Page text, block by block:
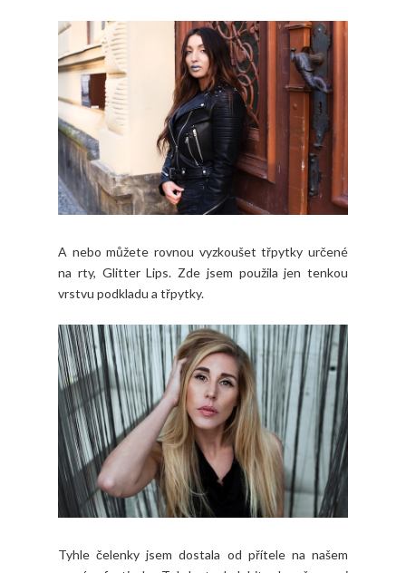
A nebo můžete rovnou vyzkoušet třpytky určené
na rty, Glitter Lips. Zde jsem použila jen tenkou
vrstvu podkladu a třpytky.
Tyhle čelenky jsem dostala od přítele na našem